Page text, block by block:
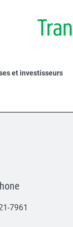
et investisseurs
7961